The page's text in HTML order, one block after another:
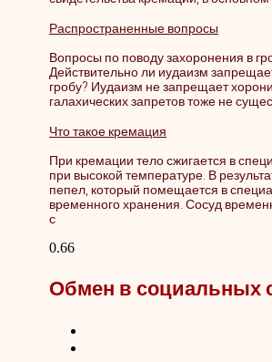
Распространенные вопросы
Вопросы по поводу захоронения в
Действительно ли иудаизм
гробу? Иудаизм не запрещает
галахических запретов тоже не
Что такое кремация
При кремации тело сжигается в
при высокой температуре. В
пепел, который помещается в
временного хранения. Сосуд
с
Обмен в социальных